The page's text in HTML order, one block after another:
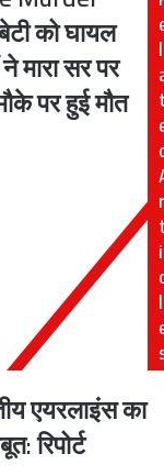
को घायल
मारा सर पर
पर हुई मौत
l
r
i
l
एयरलाइंस का
रिपोर्ट